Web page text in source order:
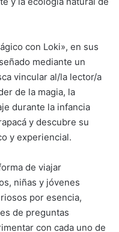
con Loki», en sus
mediante un
vincular al/la lector/a
de la magia, la
durante la infancia
y descubre su
y experiencial.
de viajar
niñas y jóvenes
por esencia,
de preguntas
con cada uno de